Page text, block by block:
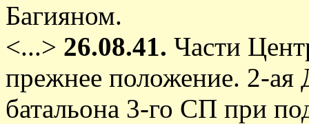
Багияном.
<...> 26.08.41. Части
прежнее положение. 2-
батальона 3-го СП при